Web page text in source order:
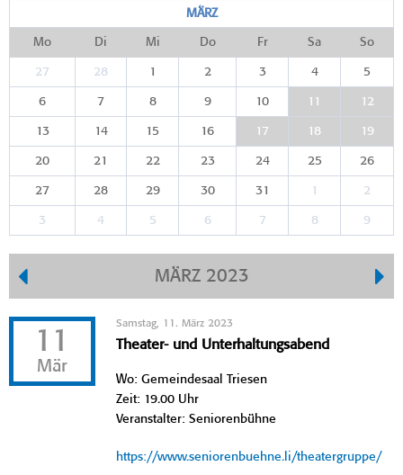
MÄRZ
Mo Di Mi Do Fr Sa So
27 28 1 2 3 4 5
6 7 8 9 10 11 12
13 14 15 16 17 18 19
20 21 22 23 24 25 26
27 28 29 30 31 1 2
3 4 5 6 7 8 9
MÄRZ 2023
11
Mär
Samstag, 11. März 2023
Theater- und Unterhaltungsabend
Wo: Gemeindesaal Triesen
Zeit: 19.00 Uhr
Veranstalter: Seniorenbühne
https://www.seniorenbuehne.li/theatergruppe/